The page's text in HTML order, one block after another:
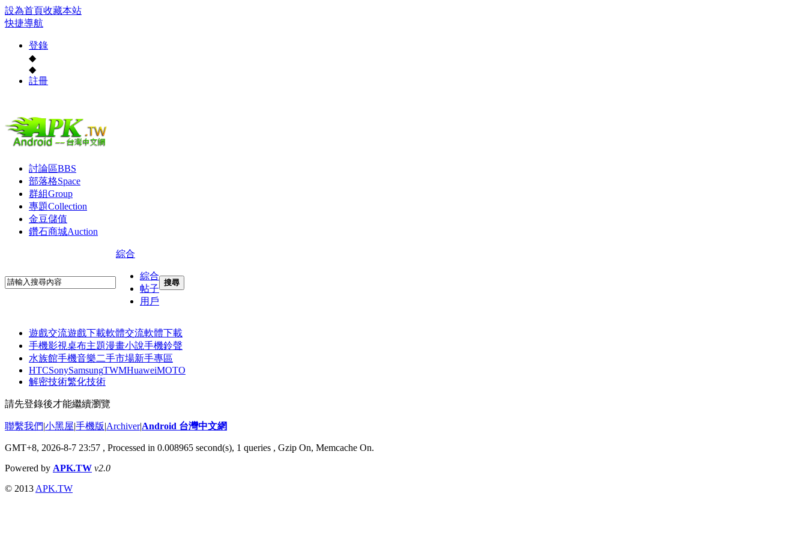
設為首頁收藏本站
快捷導航
登錄
◆
◆
註冊
討論區BBS
部落格Space
群組Group
專題Collection
金豆儲值
鑽石商城Auction
綜合
綜合
帖子
用戶
搜尋
遊戲交流遊戲下載軟體交流軟體下載
手機影視桌布主題漫畫小說手機鈴聲
水族館手機音樂二手市場新手專區
HTCSonySamsungTWMHuaweiMOTO
解密技術繁化技術
請先登錄後才能繼續瀏覽
聯繫我們|小黑屋|手機版|Archiver|Android 台灣中文網
GMT+8, 2026-8-7 23:57 , Processed in 0.008965 second(s), 1 queries , Gzip On, Memcache On.
Powered by APK.TW v2.0
© 2013 APK.TW